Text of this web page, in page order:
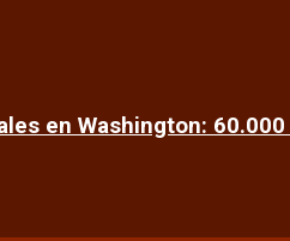
en Washington: